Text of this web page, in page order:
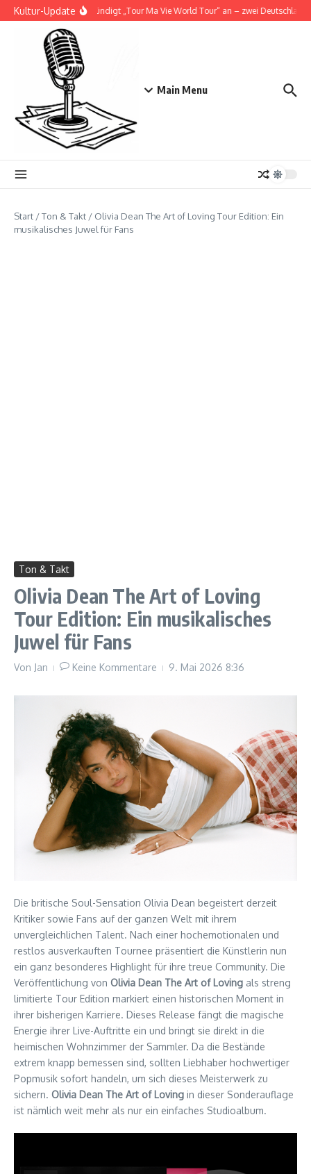
Zum Inhalt springen
Kultur-UpdateDoja Cat kündigt „Tour Ma Vie World Tour“ an – zwei
Main Menu
Start /Ton & Takt / Olivia Dean The Art of Loving Tour Edition: Ein
musikalisches Juwel für Fans
Ton & Takt
Olivia Dean The Art of Loving
Tour Edition: Ein musikalisches
Juwel für Fans
Von Jan Keine Kommentare 9. Mai 2026 8:36
Die britische Soul-Sensation Olivia Dean begeistert derzeit
Kritiker sowie Fans auf der ganzen Welt mit ihrem
unvergleichlichen Talent. Nach einer hochemotionalen und
restlos ausverkauften Tournee präsentiert die Künstlerin nun
ein ganz besonderes Highlight für ihre treue Community. Die
Veröffentlichung von Olivia Dean The Art of Loving als streng
limitierte Tour Edition markiert einen historischen Moment in
ihrer bisherigen Karriere. Dieses Release fängt die magische
Energie ihrer Live-Auftritte ein und bringt sie direkt in die
heimischen Wohnzimmer der Sammler. Da die Bestände
extrem knapp bemessen sind, sollten Liebhaber hochwertiger
Popmusik sofort handeln, um sich dieses Meisterwerk zu
sichern. Olivia Dean The Art of Loving in dieser Sonderauflage
ist nämlich weit mehr als nur ein einfaches Studioalbum.